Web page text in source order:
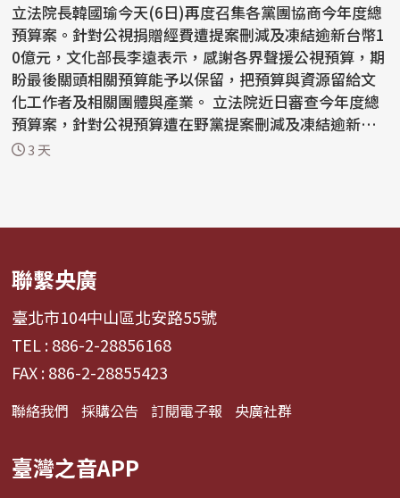
立法院長韓國瑜今天(6日)再度召集各黨團協商今年度總
預算案。針對公視捐贈經費遭提案刪減及凍結逾新台幣1
0億元，文化部長李遠表示，感謝各界聲援公視預算，期
盼最後關頭相關預算能予以保留，把預算與資源留給文
化工作者及相關團體與產業。 立法院近日審查今年度總
預算案，針對公視預算遭在野黨提案刪減及凍結逾新台
幣...3 天
聯繫央廣
臺北市104中山區北安路55號
TEL : 886-2-28856168
FAX : 886-2-28855423
聯絡我們 採購公告 訂閱電子報 央廣社群
臺灣之音APP